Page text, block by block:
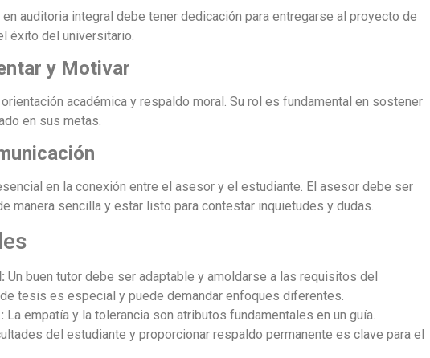
auditoria integral debe tener dedicación para entregarse al proyecto de
éxito del universitario.
y Motivar
académica y respaldo moral. Su rol es fundamental en sostener
en sus metas.
en la conexión entre el asesor y el estudiante. El asesor debe ser
manera sencilla y estar listo para contestar inquietudes y dudas.
Un buen tutor debe ser adaptable y amoldarse a las requisitos del
tesis es especial y puede demandar enfoques diferentes.
La empatía y la tolerancia son atributos fundamentales en un guía.
del estudiante y proporcionar respaldo permanente es clave para el